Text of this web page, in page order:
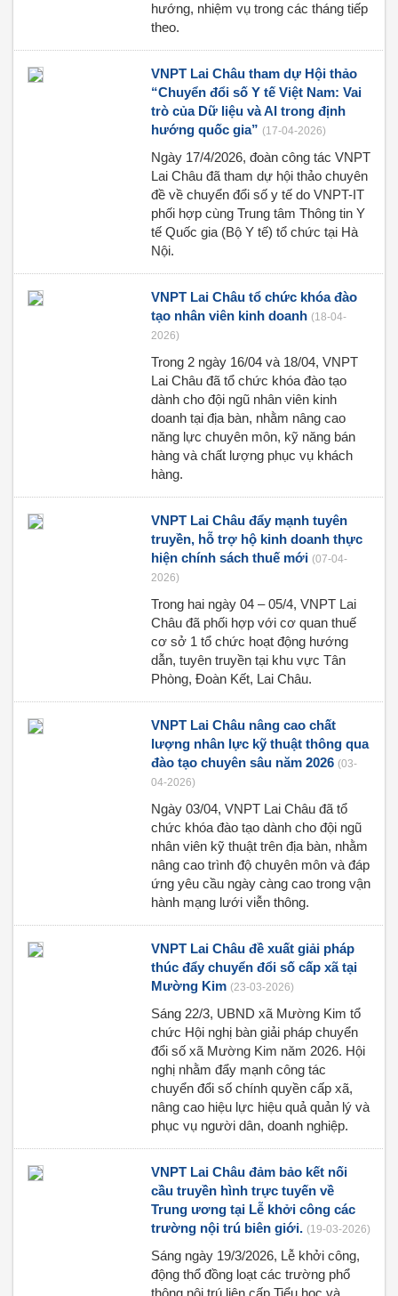
hướng, nhiệm vụ trong các tháng tiếp
theo.
VNPT Lai Châu tham dự Hội thảo
“Chuyển đổi số Y tế Việt Nam: Vai
trò của Dữ liệu và AI trong định
hướng quốc gia” (17-04-2026)
Ngày 17/4/2026, đoàn công tác VNPT
Lai Châu đã tham dự hội thảo chuyên
đề về chuyển đổi số y tế do VNPT-IT
phối hợp cùng Trung tâm Thông tin Y
tế Quốc gia (Bộ Y tế) tổ chức tại Hà
Nội.
VNPT Lai Châu tổ chức khóa đào
tạo nhân viên kinh doanh (18-04-
2026)
Trong 2 ngày 16/04 và 18/04, VNPT
Lai Châu đã tổ chức khóa đào tạo
dành cho đội ngũ nhân viên kinh
doanh tại địa bàn, nhằm nâng cao
năng lực chuyên môn, kỹ năng bán
hàng và chất lượng phục vụ khách
hàng.
VNPT Lai Châu đẩy mạnh tuyên
truyền, hỗ trợ hộ kinh doanh thực
hiện chính sách thuế mới (07-04-
2026)
Trong hai ngày 04 – 05/4, VNPT Lai
Châu đã phối hợp với cơ quan thuế
cơ sở 1 tổ chức hoạt động hướng
dẫn, tuyên truyền tại khu vực Tân
Phòng, Đoàn Kết, Lai Châu.
VNPT Lai Châu nâng cao chất
lượng nhân lực kỹ thuật thông qua
đào tạo chuyên sâu năm 2026 (03-
04-2026)
Ngày 03/04, VNPT Lai Châu đã tổ
chức khóa đào tạo dành cho đội ngũ
nhân viên kỹ thuật trên địa bàn, nhằm
nâng cao trình độ chuyên môn và đáp
ứng yêu cầu ngày càng cao trong vận
hành mạng lưới viễn thông.
VNPT Lai Châu đề xuất giải pháp
thúc đẩy chuyển đổi số cấp xã tại
Mường Kim (23-03-2026)
Sáng 22/3, UBND xã Mường Kim tổ
chức Hội nghị bàn giải pháp chuyển
đổi số xã Mường Kim năm 2026. Hội
nghị nhằm đẩy mạnh công tác
chuyển đổi số chính quyền cấp xã,
nâng cao hiệu lực hiệu quả quản lý và
phục vụ người dân, doanh nghiệp.
VNPT Lai Châu đảm bảo kết nối
cầu truyền hình trực tuyến về
Trung ương tại Lễ khởi công các
trường nội trú biên giới. (19-03-2026)
Sáng ngày 19/3/2026, Lễ khởi công,
động thổ đồng loạt các trường phổ
thông nội trú liên cấp Tiểu học và